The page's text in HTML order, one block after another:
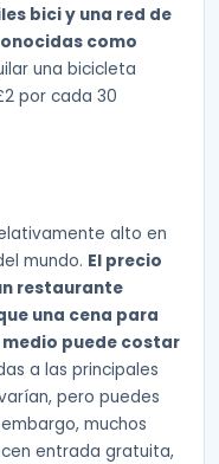
bici y una red de
como
una bicicleta
por cada 30
alto en
mundo. El precio
restaurante
una cena para
puede costar
a las principales
pero puedes
muchos
entrada gratuita,